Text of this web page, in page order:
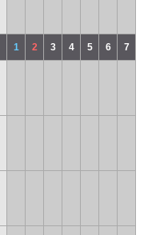
1 2 3 4 5 6 7